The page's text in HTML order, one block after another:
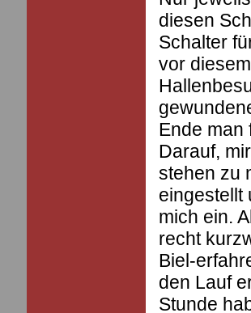
diesen
Schalter
vor
Ende man
Darauf,
stehen zu
eingestellt
mich ein.
recht
Biel-
den Lauf
Stunde